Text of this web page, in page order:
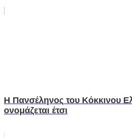
H Πανσέληνος του Κόκκινου
ονομάζεται έτσι